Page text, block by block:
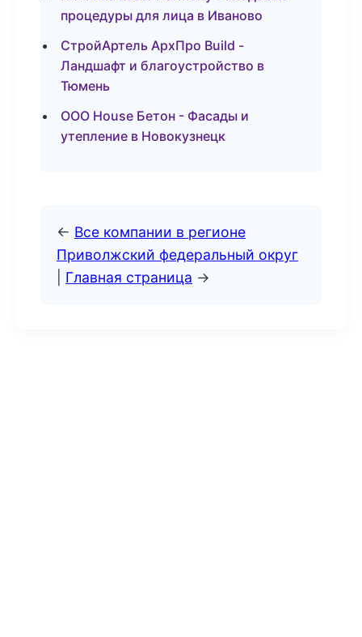
процедуры для лица в Иваново
СтройАртель АрхПро Build -
Ландшафт и благоустройство в
Тюмень
ООО House Бетон - Фасады и
утепление в Новокузнецк
← Все компании в регионе
Приволжский федеральный округ
Главная страница →